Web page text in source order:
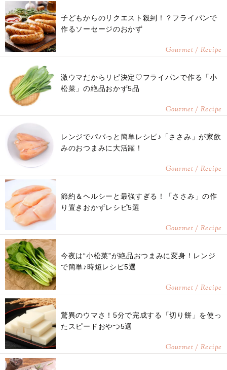
子どもからのリクエスト殺到！？フライパンで
作るソーセージのおかず
Gourmet / Recipe
激ウマだからリピ決定♡フライパンで作る「小
松菜」の絶品おかず5品
Gourmet / Recipe
レンジでパパっと簡単レシピ♪「ささみ」が家飲
みのおつまみに大活躍！
Gourmet / Recipe
節約＆ヘルシーと最強すぎる！「ささみ」の作
り置きおかずレシピ5選
Gourmet / Recipe
今夜は“小松菜”が絶品おつまみに変身！レンジ
で簡単♪時短レシピ5選
Gourmet / Recipe
驚異のウマさ！5分で完成する「切り餅」を使っ
たスピードおやつ5選
Gourmet / Recipe